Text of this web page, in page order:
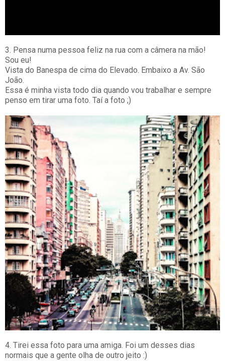
3. Pensa numa pessoa feliz na rua com a câmera na mão!
Sou eu!
Vista do Banespa de cima do Elevado. Embaixo a Av. São
João.
Essa é minha vista todo dia quando vou trabalhar e sempre
penso em tirar uma foto. Taí a foto ;)
4. Tirei essa foto para uma amiga. Foi um desses dias
normais que a gente olha de outro jeito :)